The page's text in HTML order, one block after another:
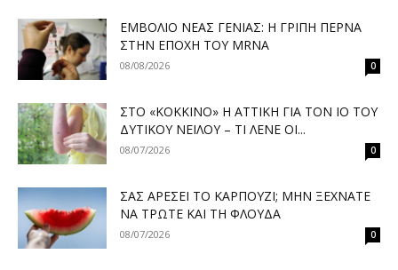
ΕΜΒΌΛΙΟ ΝΈΑΣ ΓΕΝΙΆΣ: Η ΓΡΊΠΗ ΠΕΡΝΆ
ΣΤΗΝ ΕΠΟΧΉ ΤΟΥ MRNA
08/08/2026 0
ΣΤΟ «ΚΌΚΚΙΝΟ» Η ΑΤΤΙΚΉ ΓΙΑ ΤΟΝ ΙΌ ΤΟΥ
ΔΥΤΙΚΟΎ ΝΕΊΛΟΥ – ΤΙ ΛΈΝΕ ΟΙ...
08/07/2026 0
ΣΑΣ ΑΡΈΣΕΙ ΤΟ ΚΑΡΠΟΎΖΙ; ΜΗΝ ΞΕΧΝΆΤΕ
ΝΑ ΤΡΏΤΕ ΚΑΙ ΤΗ ΦΛΟΎΔΑ
08/07/2026 0